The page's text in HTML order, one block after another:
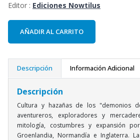
Editor : Ediciones Nowtilus
AÑADIR AL CARRITO
Descripción Información Adicional
Descripción
Cultura y hazañas de los "demonios
aventureros, exploradores y
mitología, costumbres y expansión
Groenlandia, Normandía e Inglaterra.